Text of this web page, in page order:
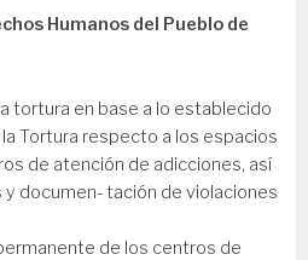
Humanos del Pueblo de
tortura en base a lo establecido
Tortura respecto a los espacios
de atención de adicciones, así
documen- tación de violaciones
de los centros de